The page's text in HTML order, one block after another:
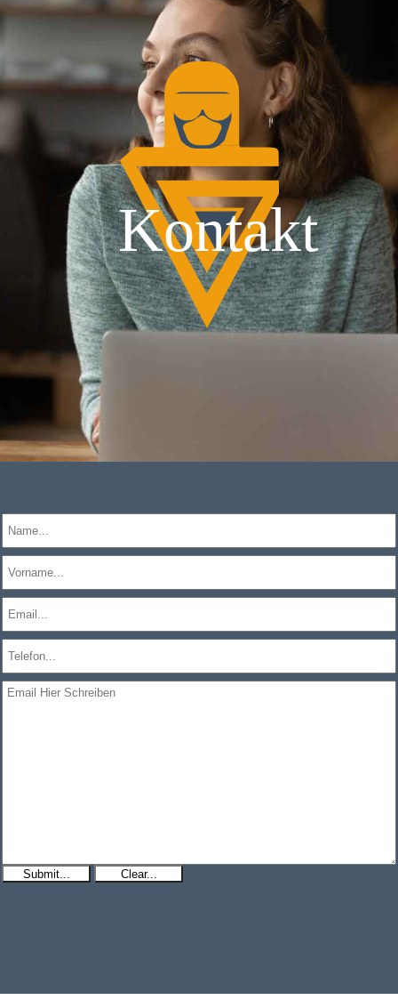
Kontakt
Submit... Clear...